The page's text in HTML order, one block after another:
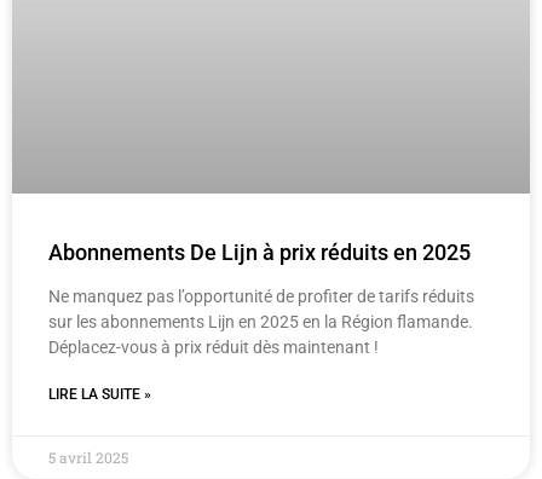
Abonnements De Lijn à prix réduits en 2025
Ne manquez pas l’opportunité de profiter de tarifs réduits
sur les abonnements Lijn en 2025 en la Région flamande.
Déplacez-vous à prix réduit dès maintenant !
LIRE LA SUITE »
5 avril 2025